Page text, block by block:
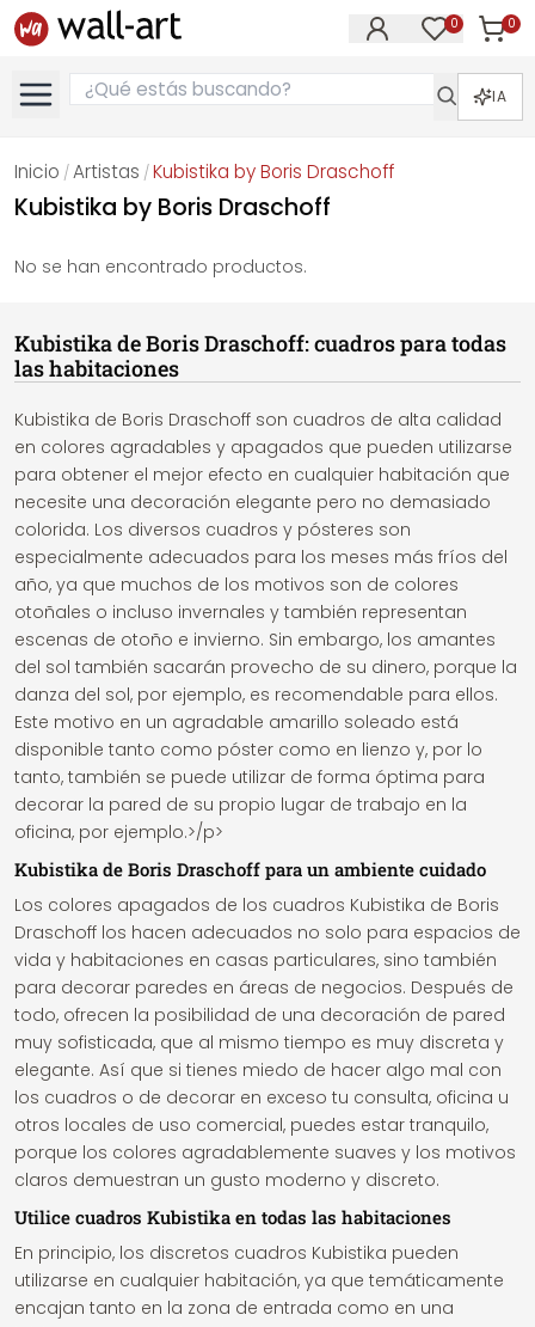
0 0
IA
Inicio /Artistas /Kubistika by Boris Draschoff
Kubistika by Boris Draschoff
No se han encontrado productos.
Kubistika de Boris Draschoff: cuadros para todas
las habitaciones
Kubistika de Boris Draschoff son cuadros de alta calidad
en colores agradables y apagados que pueden utilizarse
para obtener el mejor efecto en cualquier habitación que
necesite una decoración elegante pero no demasiado
colorida. Los diversos cuadros y pósteres son
especialmente adecuados para los meses más fríos del
año, ya que muchos de los motivos son de colores
otoñales o incluso invernales y también representan
escenas de otoño e invierno. Sin embargo, los amantes
del sol también sacarán provecho de su dinero, porque la
danza del sol, por ejemplo, es recomendable para ellos.
Este motivo en un agradable amarillo soleado está
disponible tanto como póster como en lienzo y, por lo
tanto, también se puede utilizar de forma óptima para
decorar la pared de su propio lugar de trabajo en la
oficina, por ejemplo.>/p>
Kubistika de Boris Draschoff para un ambiente cuidado
Los colores apagados de los cuadros Kubistika de Boris
Draschoff los hacen adecuados no solo para espacios de
vida y habitaciones en casas particulares, sino también
para decorar paredes en áreas de negocios. Después de
todo, ofrecen la posibilidad de una decoración de pared
muy sofisticada, que al mismo tiempo es muy discreta y
elegante. Así que si tienes miedo de hacer algo mal con
los cuadros o de decorar en exceso tu consulta, oficina u
otros locales de uso comercial, puedes estar tranquilo,
porque los colores agradablemente suaves y los motivos
claros demuestran un gusto moderno y discreto.
Utilice cuadros Kubistika en todas las habitaciones
En principio, los discretos cuadros Kubistika pueden
utilizarse en cualquier habitación, ya que temáticamente
encajan tanto en la zona de entrada como en una